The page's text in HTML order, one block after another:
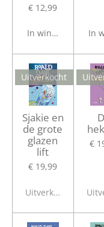
€ 12,99
In winkelwagenIn
Uitverkocht
Sjakie en
de grote
glazen
lift
€ 19,99
Uitverkocht
€